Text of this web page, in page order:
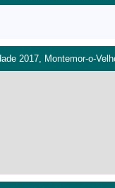
2017, Montemor-o-